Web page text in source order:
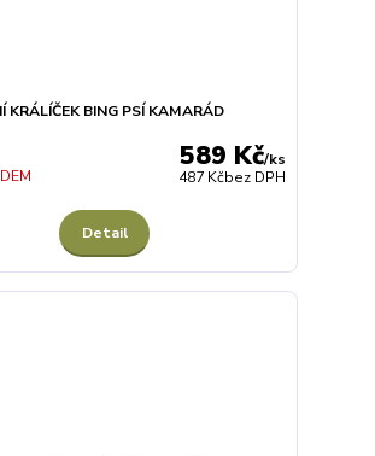
KRÁLÍČEK BING PSÍ KAMARÁD
589 Kč/ks
487 Kčbez DPH
Detail